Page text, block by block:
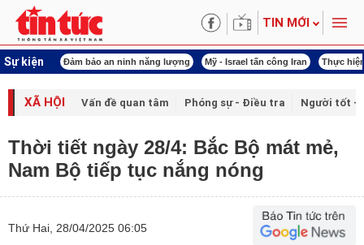
TIN MỚI
Sự kiện
khóa XVI Đảm bảo an ninh năng lượng Mỹ - Israel tấn công Iran Thực
XÃ HỘI Vấn đề quan tâm Phóng sự - Điều tra Người tốt -
Thời tiết ngày 28/4: Bắc Bộ mát mẻ,
Nam Bộ tiếp tục nắng nóng
Thứ Hai, 28/04/2025 06:05